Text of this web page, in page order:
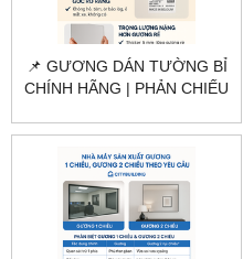
📌 GƯƠNG DÁN TƯỜNG BỈ
CHÍNH HÃNG | PHẢN CHIẾU